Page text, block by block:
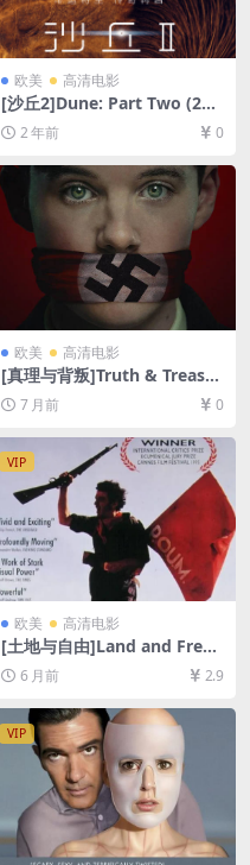
欧美 高清电影
[沙丘2]Dune: Part Two (202
4)[百度网盘+夸克网盘1080P
超清未删减资源][网盘在线播
放/下载][MP4/9GB][中文字
2 年前 0
欧美 高清电影
[真理与背叛]Truth & Treaso
n (2025)[百度网盘+夸克网盘1
080P超清未删减资源][网盘在
字幕]
7 月前 0
VIP
欧美 高清电影
[土地与自由]Land and Freed
om (1995)[百度网盘+夸克网
盘1080P超清未删减资源][网
盘在线播放/下载][MP4/6.8G
B][中文字幕]
6 月前 2.9
VIP